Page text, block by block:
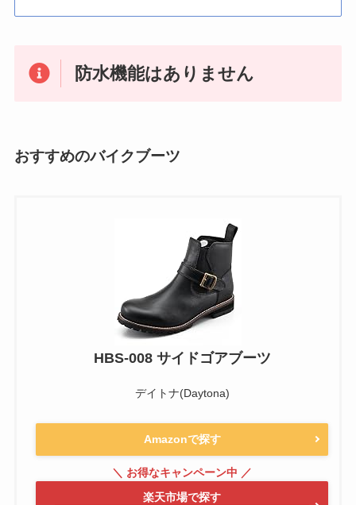
防水機能はありません
おすすめのバイクブーツ
HBS-008 サイドゴアブーツ
デイトナ(Daytona)
Amazonで探す
楽天市場で探す